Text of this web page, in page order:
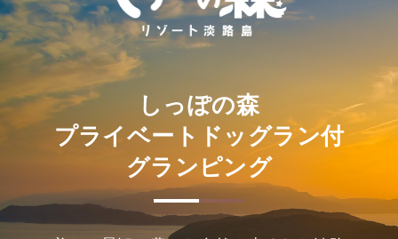
しっぽの森
プライベートドッグラン付
グランピング